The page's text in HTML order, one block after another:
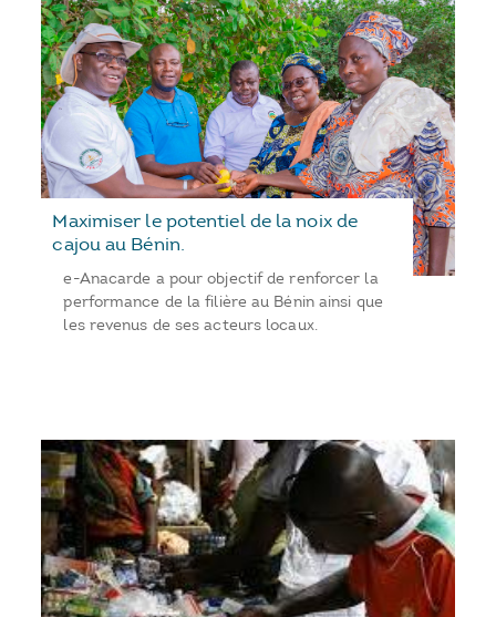
Maximiser le potentiel de la noix de
cajou au Bénin.
e-Anacarde a pour objectif de renforcer la
performance de la filière au Bénin ainsi que
les revenus de ses acteurs locaux.